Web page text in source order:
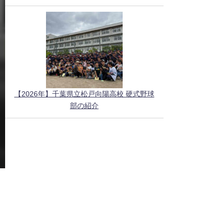
【2026年】千葉県立松戸向陽高校 硬式野球
部の紹介